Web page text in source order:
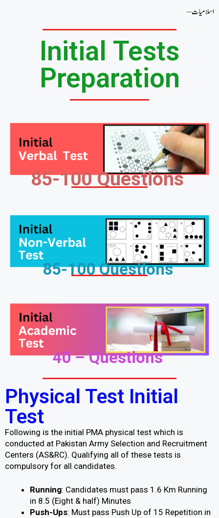
Initial Tests
Preparation
85-100 Questions
85-100 Questions
40 – Questions
Physical Test Initial
Test
Following is the initial PMA physical test which is
conducted at Pakistan Army Selection and Recruitment
Centers (AS&RC). Qualifying all of these tests is
compulsory for all candidates.
Running: Candidates must pass 1.6 Km Running
in 8.5 (Eight & half) Minutes
Push-Ups: Must pass Push Up of 15 Repetition in